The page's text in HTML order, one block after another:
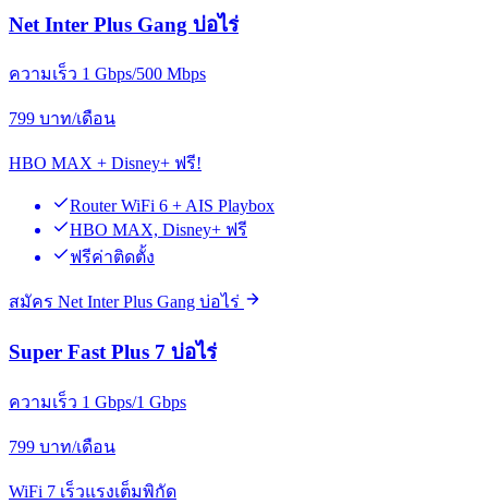
Net Inter Plus Gang บ่อไร่
ความเร็ว 1 Gbps/500 Mbps
799 บาท/เดือน
HBO MAX + Disney+ ฟรี!
Router WiFi 6 + AIS Playbox
HBO MAX, Disney+ ฟรี
ฟรีค่าติดตั้ง
สมัคร Net Inter Plus Gang บ่อไร่
Super Fast Plus 7 บ่อไร่
ความเร็ว 1 Gbps/1 Gbps
799 บาท/เดือน
WiFi 7 เร็วแรงเต็มพิกัด